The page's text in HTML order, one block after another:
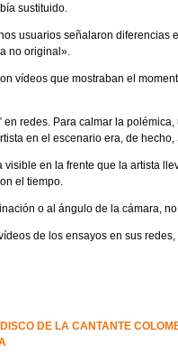
sustituido.
usuarios señalaron diferencias
no original».
vídeos que mostraban el
redes. Para calmar la
en el escenario era, de hecho,
en la frente que la artista
el tiempo.
o al ángulo de la cámara,
de los ensayos en sus
DE LA CANTANTE